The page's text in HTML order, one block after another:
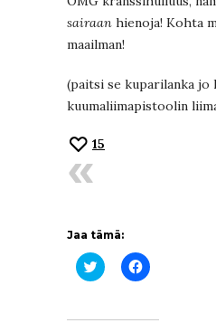
sairaan hienoja! Kohta
maailman!
(paitsi se kuparilanka jo
kuumaliimapistoolin
15
Jaa tämä:
Jaa
Twitterissä(Avautuu
Jaa